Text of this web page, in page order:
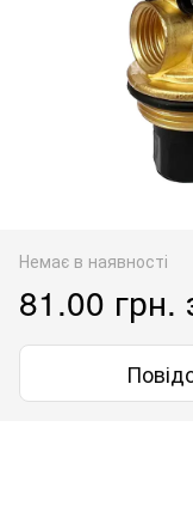
Немає в наявності
81.00